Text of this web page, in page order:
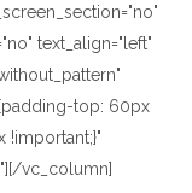
text_align="left"
top: 60px
vc_column]